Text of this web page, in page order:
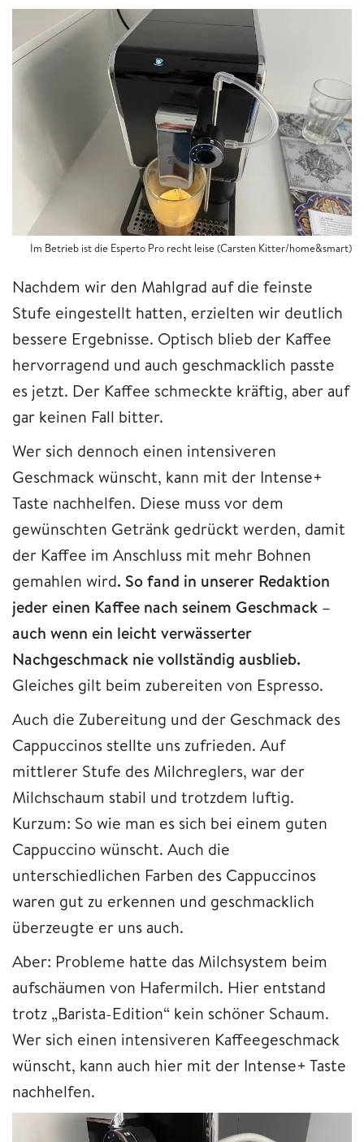
Im Betrieb ist die Esperto Pro recht leise (Carsten Kitter/home&smart)
Nachdem wir den Mahlgrad auf die feinste
Stufe eingestellt hatten, erzielten wir deutlich
bessere Ergebnisse. Optisch blieb der Kaffee
hervorragend und auch geschmacklich passte
es jetzt. Der Kaffee schmeckte kräftig, aber auf
gar keinen Fall bitter.
Wer sich dennoch einen intensiveren
Geschmack wünscht, kann mit der Intense+
Taste nachhelfen. Diese muss vor dem
gewünschten Getränk gedrückt werden, damit
der Kaffee im Anschluss mit mehr Bohnen
gemahlen wird. So fand in unserer Redaktion
jeder einen Kaffee nach seinem Geschmack –
auch wenn ein leicht verwässerter
Nachgeschmack nie vollständig ausblieb.
Gleiches gilt beim zubereiten von Espresso.
Auch die Zubereitung und der Geschmack des
Cappuccinos stellte uns zufrieden. Auf
mittlerer Stufe des Milchreglers, war der
Milchschaum stabil und trotzdem luftig.
Kurzum: So wie man es sich bei einem guten
Cappuccino wünscht. Auch die
unterschiedlichen Farben des Cappuccinos
waren gut zu erkennen und geschmacklich
überzeugte er uns auch.
Aber: Probleme hatte das Milchsystem beim
aufschäumen von Hafermilch. Hier entstand
trotz „Barista-Edition“ kein schöner Schaum.
Wer sich einen intensiveren Kaffeegeschmack
wünscht, kann auch hier mit der Intense+ Taste
nachhelfen.